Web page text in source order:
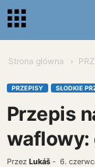
Strona główna
PRZEPISY SŁODKIE
Przepis
waflowy:
Przez Lukáš - 6.